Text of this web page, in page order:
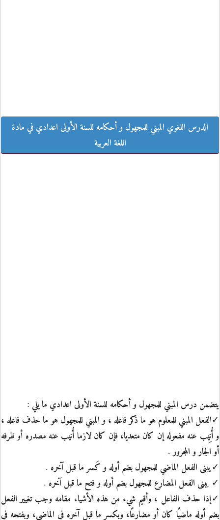
الدرس اللغوي المبني للمجهول و أحكامه للسنة الأولى اعدادي في مادة اللغة
العربية
الدرس اللغوي المبني للمجهول و أحكامه للسنة الأولى اعدادي في مادة
اللغة العربية
يتضمن درس المبني للمجهول و أحكامه للسنة الأولى اعدادي ما يلي :
✓الفعل المبني للمعلوم هو ما ذكر فاعله ، و المبني للمجهول هو ما حذف فاعله ،
و أُنِيب عنه مفعوله إن كان متعديا، فإن كان لازما أُنيب عنه مصدره أو ظرفه
أو الجار و المجرور .
✓يبنى الفعل الماضي للمجهول بضم أوله و كَسر ما قبل آخره .
✓ يبنى الفعل المضارع للمجهول بضم أوله و فتح ما قبل آخره .
✓إذا حذف الفاعل ، وأقيم شيء من هذه الأشياء مقامه وجب تغيير الفعل
بضم أوله ماضيًا كان أو مضارعًا، وبكسر ما قبل آخره في الماضي، وبفتحه في